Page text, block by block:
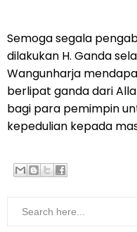
‎Semoga segala
dilakukan H. Ganda
Wangunharja
berlipat ganda dari
bagi para pemimpin
kepedulian kepada